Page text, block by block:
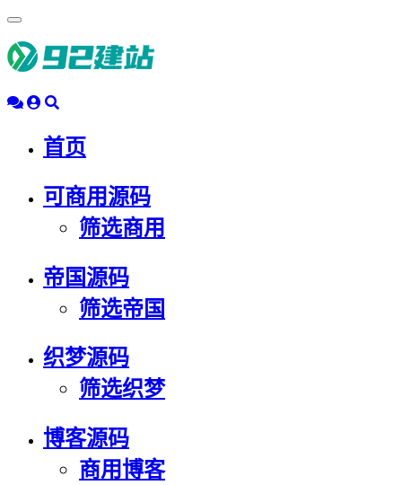
动
导
首页
可商用源码
筛选商用
帝国源码
筛选帝国
织梦源码
筛选织梦
博客源码
商用博客